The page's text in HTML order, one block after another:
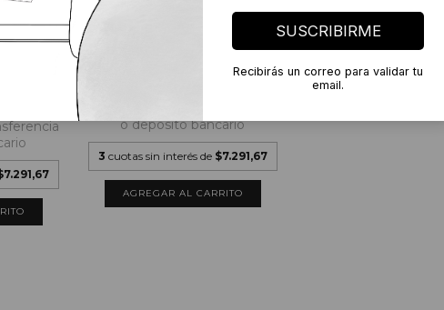
o depósito bancario
3 cuotas sin interés de $7.291,67
SUSCRIBIRME
Recibirás un correo para validar tu
email.